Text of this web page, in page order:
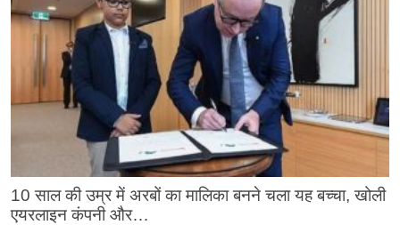
10 साल की उम्र में अरबों का मालिका बनने चला यह बच्चा, खोली
एयरलाइन कंपनी और…